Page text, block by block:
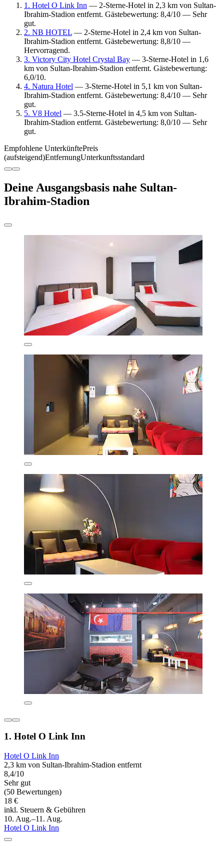
1. Hotel O Link Inn — 2-Sterne-Hotel in 2,3 km von Sultan-
Ibrahim-Stadion entfernt. Gästebewertung: 8,4/10 — Sehr
gut.
2. NB HOTEL — 2-Sterne-Hotel in 2,4 km von Sultan-
Ibrahim-Stadion entfernt. Gästebewertung: 8,8/10 —
Hervorragend.
3. Victory City Hotel Crystal Bay — 3-Sterne-Hotel in 1,6
km von Sultan-Ibrahim-Stadion entfernt. Gästebewertung:
6,0/10.
4. Natura Hotel — 3-Sterne-Hotel in 5,1 km von Sultan-
Ibrahim-Stadion entfernt. Gästebewertung: 8,4/10 — Sehr
gut.
5. V8 Hotel — 3.5-Sterne-Hotel in 4,5 km von Sultan-
Ibrahim-Stadion entfernt. Gästebewertung: 8,0/10 — Sehr
gut.
Empfohlene UnterkünftePreis
(aufsteigend)EntfernungUnterkunftsstandard
Deine Ausgangsbasis nahe Sultan-
Ibrahim-Stadion
1. Hotel O Link Inn
Hotel O Link Inn
2,3 km von Sultan-Ibrahim-Stadion entfernt
8,4/10
Sehr gut
(50 Bewertungen)
18 €
inkl. Steuern & Gebühren
10. Aug.–11. Aug.
Hotel O Link Inn